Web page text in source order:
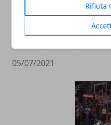
Rifiuta
I paperoni della
redditizio business
05/07/2021